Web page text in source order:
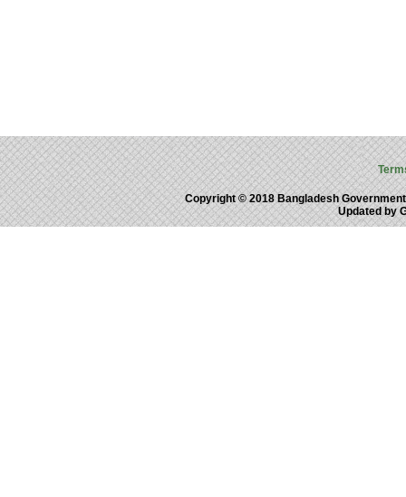
Copyright © 2018 Bangladesh
Updated by